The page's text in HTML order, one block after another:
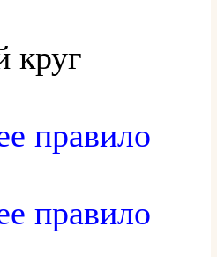
круг
правило
правило